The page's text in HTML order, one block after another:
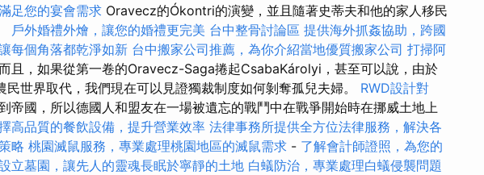
足您的宴會需求 Oravecz的Ókontri的演變，並且隨著史蒂夫和他的家人移民
戶外婚禮外燴，讓您的婚禮更完美 台中整骨討論區 提供海外抓姦協助，跨國
每個角落都乾淨如新 台中搬家公司推薦，為你介紹當地優質搬家公司 打掃阿
且，如果從第一卷的Oravecz-Saga捲起CsabaKárolyi，甚至可以說，由於
民世界取代，我們現在可以見證獨裁制度如何剝奪孤兒夫婦。 RWD設計對
帝國，所以德國人和盟友在一場被遺忘的戰鬥中在戰爭開始時在挪威土地上
高品質的餐飲設備，提升營業效率 法律事務所提供全方位法律服務，解決各
略 桃園滅鼠服務，專業處理桃園地區的滅鼠需求 - 了解會計師證照，為您的
立墓園，讓先人的靈魂長眠於寧靜的土地 白蟻防治，專業處理白蟻侵襲問題